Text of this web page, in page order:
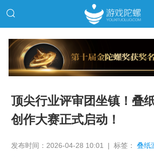
顶尖行业评审团坐镇！叠
创作大赛正式启动！
发布时间：2026-04-28 10:01 | 标签：叠纸